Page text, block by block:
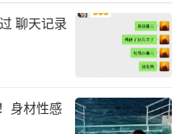
聊天记录
身材性感